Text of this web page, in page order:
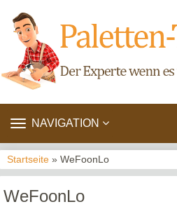
TOGGLE
NAVIGATION
Startseite » WeFoonLo
WeFoonLo